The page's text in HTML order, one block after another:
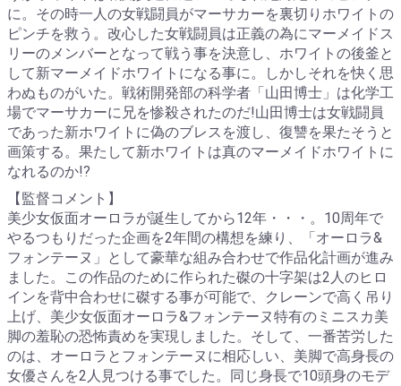
に。その時一人の女戦闘員がマーサカーを裏切りホワイトの
ピンチを救う。改心した女戦闘員は正義の為にマーメイドス
リーのメンバーとなって戦う事を決意し、ホワイトの後釜と
して新マーメイドホワイトになる事に。しかしそれを快く思
わぬものがいた。戦術開発部の科学者「山田博士」は化学工
場でマーサカーに兄を惨殺されたのだ!山田博士は女戦闘員
であった新ホワイトに偽のブレスを渡し、復讐を果たそうと
画策する。果たして新ホワイトは真のマーメイドホワイトに
なれるのか!?
【監督コメント】
美少女仮面オーロラが誕生してから12年・・・。10周年で
やるつもりだった企画を2年間の構想を練り、「オーロラ&
フォンテーヌ」として豪華な組み合わせで作品化計画が進み
ました。この作品のために作られた磔の十字架は2人のヒロ
インを背中合わせに磔する事が可能で、クレーンで高く吊り
上げ、美少女仮面オーロラ&フォンテーヌ特有のミニスカ美
脚の羞恥の恐怖責めを実現しました。そして、一番苦労した
のは、オーロラとフォンテーヌに相応しい、美脚で高身長の
女優さんを2人見つける事でした。同じ身長で10頭身のモデ